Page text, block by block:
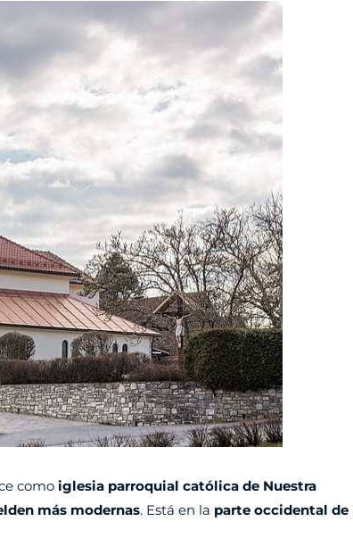
como iglesia parroquial católica de Nuestra
más modernas. Está en la parte occidental de